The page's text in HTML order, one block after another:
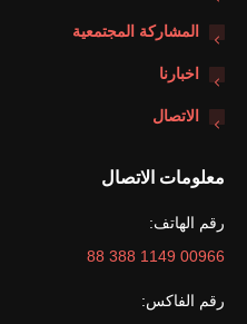
المشاركة المجتمعية
اخبارنا
الاتصال
معلومات الاتصال
رقم الهاتف:
00966 1149 388 88
رقم الفاكس: